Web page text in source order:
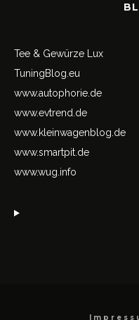
Tee & Gewürze Lux
TuningBlog.eu
www.autophorie.de
www.evtrend.de
www.kleinwagenblog.de
www.smartpit.de
www.wug.info